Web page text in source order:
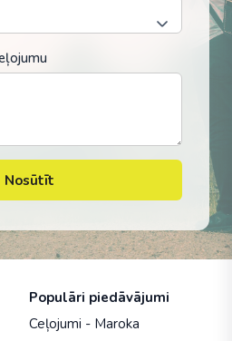
Nosūtīt
Populāri piedāvājumi
Ceļojumi - Maroka